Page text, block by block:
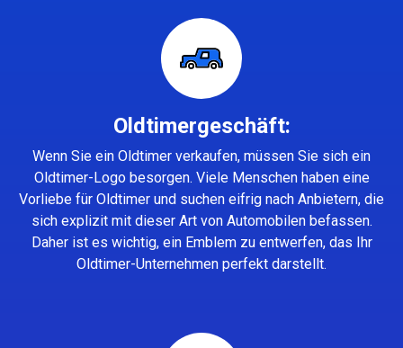
Oldtimergeschäft:
Wenn Sie ein Oldtimer verkaufen, müssen Sie sich ein
Oldtimer-Logo besorgen. Viele Menschen haben eine
Vorliebe für Oldtimer und suchen eifrig nach Anbietern, die
sich explizit mit dieser Art von Automobilen befassen.
Daher ist es wichtig, ein Emblem zu entwerfen, das Ihr
Oldtimer-Unternehmen perfekt darstellt.